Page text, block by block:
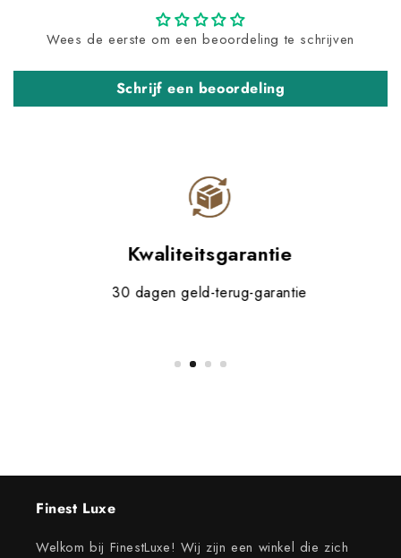
Wees de eerste om een beoordeling te schrijven
Schrijf een beoordeling
Kwaliteitsgarantie
30 dagen geld-terug-garantie
Finest Luxe
Welkom bij FinestLuxe! Wij zijn een winkel die zich